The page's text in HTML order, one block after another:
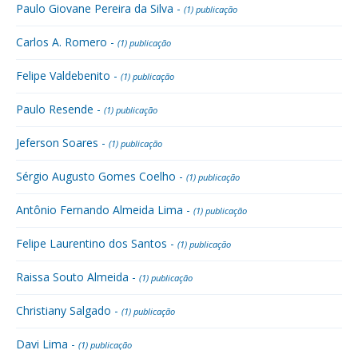
Paulo Giovane Pereira da Silva - (1) publicação
Carlos A. Romero - (1) publicação
Felipe Valdebenito - (1) publicação
Paulo Resende - (1) publicação
Jeferson Soares - (1) publicação
Sérgio Augusto Gomes Coelho - (1) publicação
Antônio Fernando Almeida Lima - (1) publicação
Felipe Laurentino dos Santos - (1) publicação
Raissa Souto Almeida - (1) publicação
Christiany Salgado - (1) publicação
Davi Lima - (1) publicação